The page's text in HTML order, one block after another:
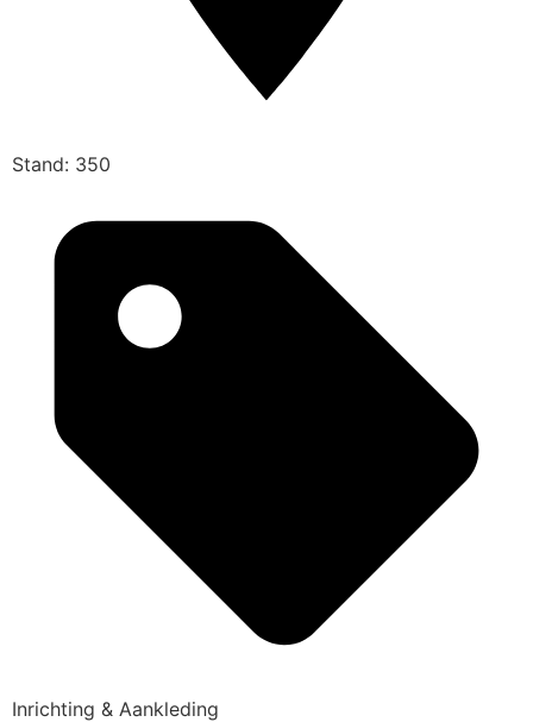
Stand: 350
Inrichting & Aankleding